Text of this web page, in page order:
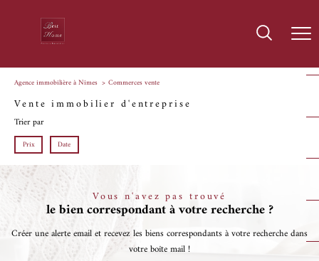
Agence immobilière à Nîmes Commerces vente
Vente immobilier d'entreprise
Trier par
Prix Date
Vous n'avez pas trouvé
le bien correspondant à votre recherche ?
Créer une alerte email et recevez les biens correspondants à votre recherche dans
votre boîte mail !